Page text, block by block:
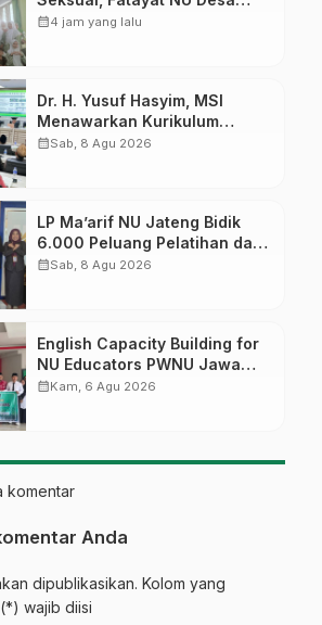
Gembong Datangkan Aktifis
calendar_month4 jam yang lalu
Dr. H. Yusuf Hasyim, MSI
Menawarkan Kurikulum
Diversifikasi, Harapan Baru
calendar_monthSab, 8 Agu 2026
LP Ma’arif NU Jateng Bidik
6.000 Peluang Pelatihan dan
Sertifikasi bagi Lulusan SMK
calendar_monthSab, 8 Agu 2026
English Capacity Building for
NU Educators PWNU Jawa
Tengah Batch#4; Membuka
calendar_monthKam, 6 Agu 2026
komentar
Anda
dipublikasikan. Kolom yang
wajib diisi